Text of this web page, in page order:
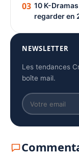
03 10 K-
regarder en
NEWSLETTER
Les tendances
boîte mail.